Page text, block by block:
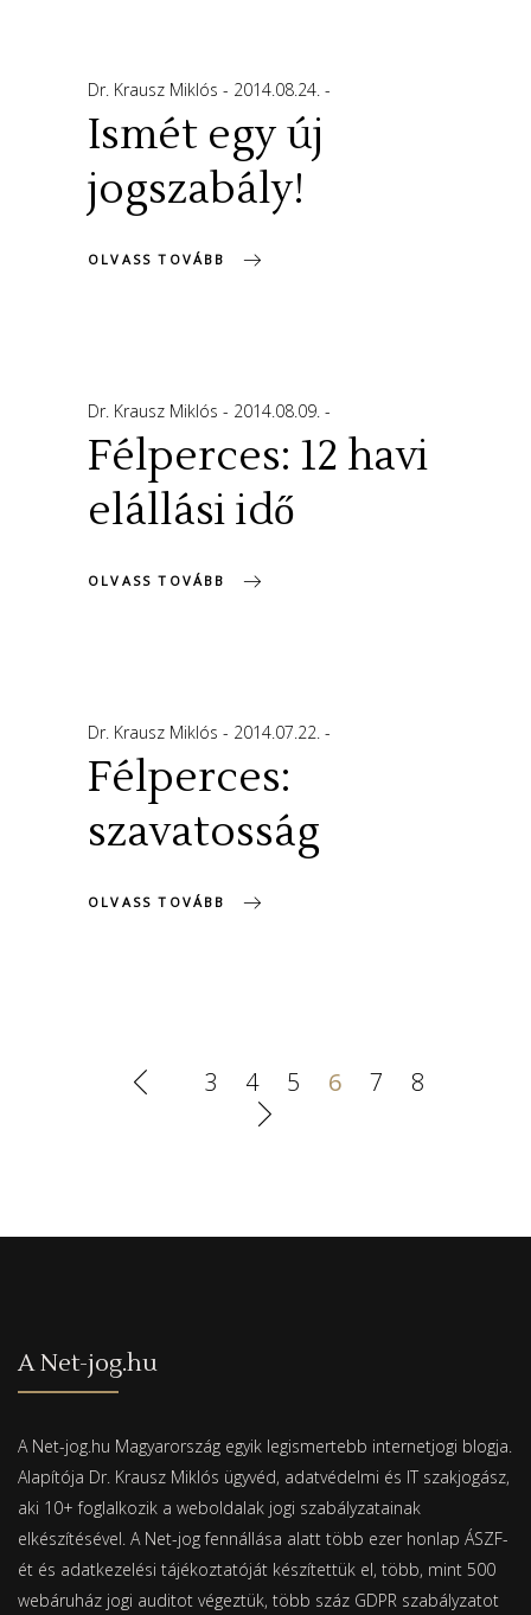
Dr. Krausz Miklós 2014.08.24.
Ismét egy új
jogszabály!
OLVASS TOVÁBB
Dr. Krausz Miklós 2014.08.09.
Félperces: 12 havi
elállási idő
OLVASS TOVÁBB
Dr. Krausz Miklós 2014.07.22.
Félperces:
szavatosság
OLVASS TOVÁBB
3 4 5 6 7 8
A Net-jog.hu
A Net-jog.hu Magyarország egyik legismertebb internetjogi blogja.
Alapítója Dr. Krausz Miklós ügyvéd, adatvédelmi és IT szakjogász,
aki 10+ foglalkozik a weboldalak jogi szabályzatainak
elkészítésével. A Net-jog fennállása alatt több ezer honlap ÁSZF-
ét és adatkezelési tájékoztatóját készítettük el, több, mint 500
webáruház jogi auditot végeztük, több száz GDPR szabályzatot